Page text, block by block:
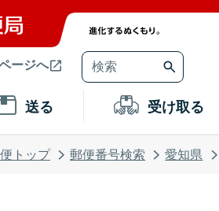
ージへ
送る 受け取る
トップ 郵便番号検索 愛知県